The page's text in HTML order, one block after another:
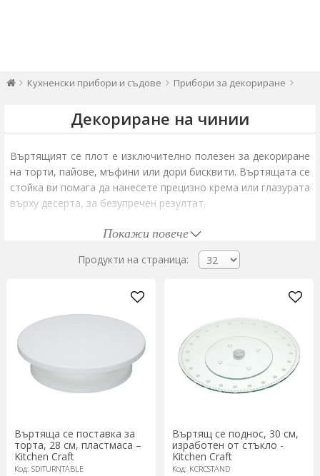
Кухненски прибори и съдове Прибори за декориране
Декориране на чинии
Въртящият се плот е изключително полезен за декориране
на торти, пайове, мъфини или дори бисквити. Въртящата се
стойка ви помага да нанесете прецизно крема или глазурата
върху десерта, за безупречен резултат.
За професионалните сладкари въртящата се чиния е
незаменима в лабораториите, стимулирайки креативността
и уменията. Ако искате да направите перфектни глазирани
Покажи повече
Продукти на страница:
Въртяща се поставка за
торта, 28 см, пластмаса –
Kitchen Craft
Код: SDITURNTABLE
Въртящ се поднос, 30 см,
изработен от стъкло -
Kitchen Craft
Код: KCRCSTAND